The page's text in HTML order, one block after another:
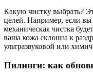
Какую чистку выбрать?
целей. Например, если вы
механическая чистка
ваша кожа склонна к
ультразвуковой или
Пилинги: как